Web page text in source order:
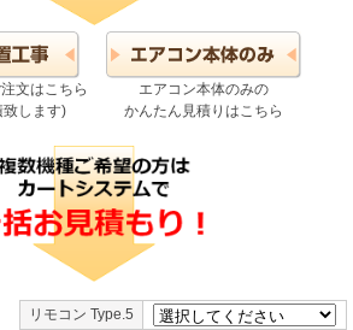
文はこちら
します)
エアコン本体のみの
かんたん見積りはこちら
リモコン Type.5